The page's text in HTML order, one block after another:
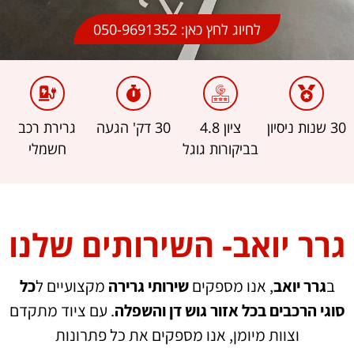
לחיוג לחץ כאן: 050-9691352
30 שנות ניסיון
ציון 4.8
בביקורות גוגל
30 דק' הגעה
גרירת רכב
חשמלי
גרר יואב- השירותים שלנו
בגרר יואב, אנו מספקיםשירותי גרירה מקצועיים לכל
סוגי הרכבים בכל אזור גוש דן והשפלה. עם ציוד מתקדם
וצוות מיומן, אנו מספקים את כל פתרונות